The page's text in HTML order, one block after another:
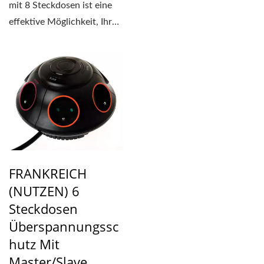
mit 8 Steckdosen ist eine
effektive Möglichkeit, Ihre
FRANKREICH
(NUTZEN) 6
Steckdosen
Überspannungssc
Hutz Mit